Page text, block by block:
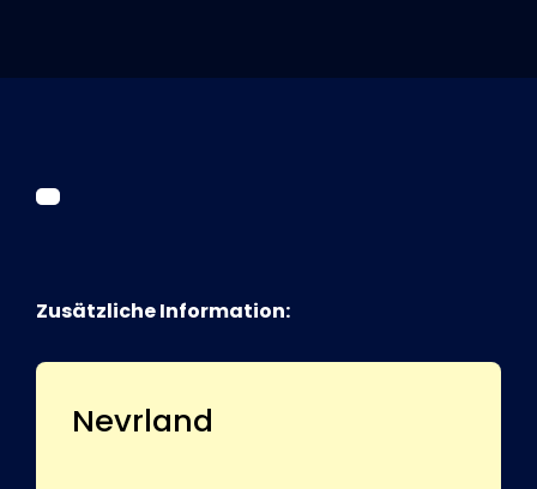
Kurier Romy 2026
Zusätzliche Information:
Nevrland